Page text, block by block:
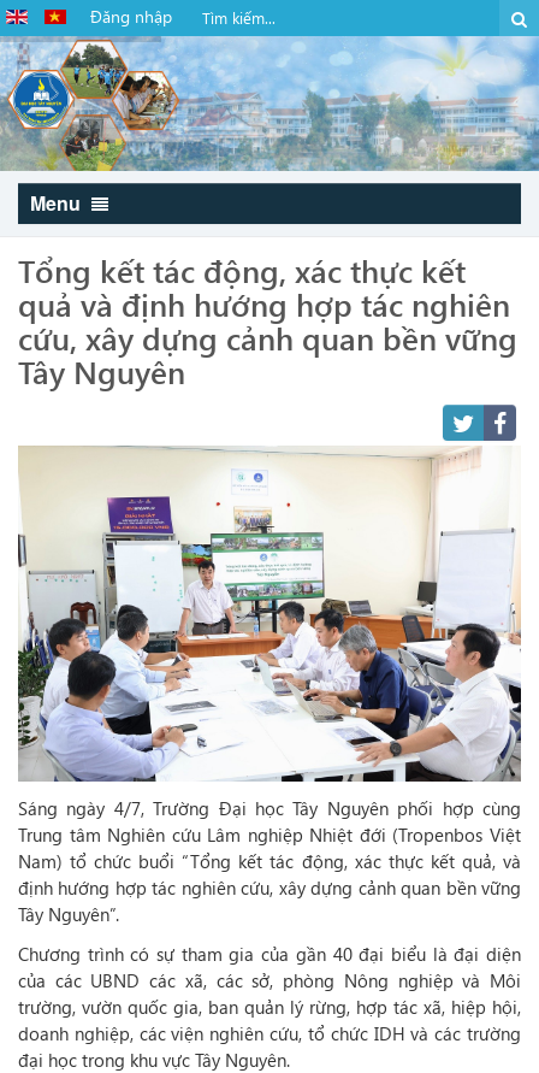
Đăng nhập
Menu
Tổng kết tác động, xác thực kết
quả và định hướng hợp tác nghiên
cứu, xây dựng cảnh quan bền vững
Tây Nguyên
Sáng ngày 4/7, Trường Đại học Tây Nguyên phối hợp cùng
Trung tâm Nghiên cứu Lâm nghiệp Nhiệt đới (Tropenbos Việt
Nam) tổ chức buổi “Tổng kết tác động, xác thực kết quả, và
định hướng hợp tác nghiên cứu, xây dựng cảnh quan bền vững
Tây Nguyên”.
Chương trình có sự tham gia của gần 40 đại biểu là đại diện
của các UBND các xã, các sở, phòng Nông nghiệp và Môi
trường, vườn quốc gia, ban quản lý rừng, hợp tác xã, hiệp hội,
doanh nghiệp, các viện nghiên cứu, tổ chức IDH và các trường
đại học trong khu vực Tây Nguyên.